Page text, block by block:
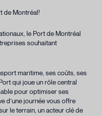
de Montréal!
le Port de Montréal
souhaitant
maritime, ses coûts, ses
qui joue un rôle central
pour optimiser ses
d’une journée vous offre
le terrain, un acteur clé de